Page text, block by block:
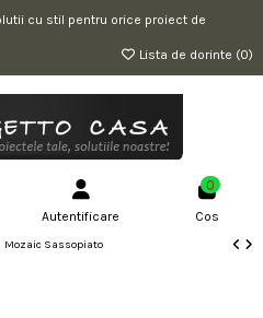
cu stil pentru orice proiect de
Lista de dorinte (0)
Autentificare
0
Cos
Mozaic Sassopiato